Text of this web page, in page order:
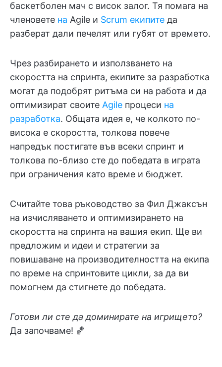
баскетболен мач с висок залог. Тя помага на
членовете на Agile и Scrum екипите да
разберат дали печелят или губят от времето.
Чрез разбирането и използването на
скоростта на спринта, екипите за разработка
могат да подобрят ритъма си на работа и да
оптимизират своите Agile процеси на
разработка. Общата идея е, че колкото по-
висока е скоростта, толкова повече
напредък постигате във всеки спринт и
толкова по-близо сте до победата в играта
при ограничения като време и бюджет.
Считайте това ръководство за Фил Джаксън
на изчисляването и оптимизирането на
скоростта на спринта на вашия екип. Ще ви
предложим и идеи и стратегии за
повишаване на производителността на екипа
по време на спринтовите цикли, за да ви
помогнем да стигнете до победата.
Готови ли сте да доминирате на игрището?
Да започваме! 🏀